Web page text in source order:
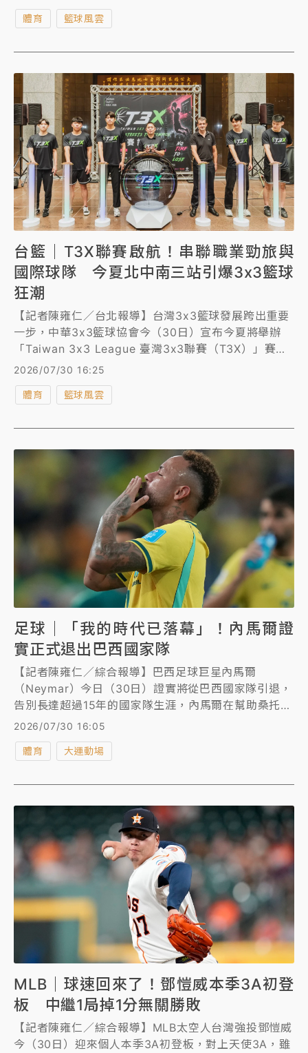
體育 籃球風雲
台籃｜T3X聯賽啟航！串聯職業勁旅與
國際球隊 今夏北中南三站引爆3x3籃球
狂潮
【記者陳雍仁／台北報導】台灣3x3籃球發展跨出重要
一步，中華3x3籃球協會今（30日）宣布今夏將舉辦
「Taiwan 3x3 League 臺灣3x3聯賽（T3X）」賽
事，宣告全新國內3x3籃球賽事平台正式啟航，首屆賽
事集結國內職業3x3球隊、職籃勁旅、中華男籃3x3培
訓隊及海外隊伍同場較勁。
2026/07/30 16:25
體育 籃球風雲
足球｜「我的時代已落幕」！內馬爾證
實正式退出巴西國家隊
【記者陳雍仁／綜合報導】巴西足球巨星內馬爾
（Neymar）今日（30日）證實將從巴西國家隊引退，
告別長達超過15年的國家隊生涯，內馬爾在幫助桑托斯
（Santos）於南美盃賽事擊敗委內瑞拉的中央大學隊
句點。
2026/07/30 16:05
體育 大運動場
MLB｜球速回來了！鄧愷威本季3A初登
板 中繼1局掉1分無關勝敗
【記者陳雍仁／綜合報導】MLB太空人台灣強投鄧愷威
今（30日）迎來個人本季3A初登板，對上天使3A，雖